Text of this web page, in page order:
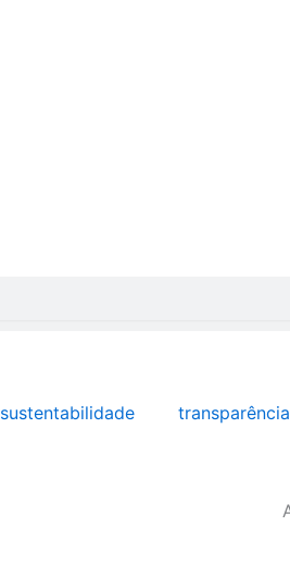
sustentabilidade transparência